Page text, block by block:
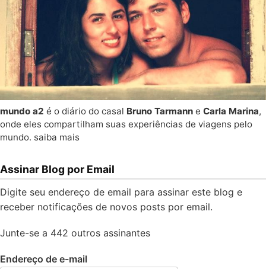
mundo a2 é o diário do casal Bruno Tarmann e Carla Marina,
onde eles compartilham suas experiências de viagens pelo
mundo. saiba mais
Assinar Blog por Email
Digite seu endereço de email para assinar este blog e
receber notificações de novos posts por email.
Junte-se a 442 outros assinantes
Endereço de e-mail